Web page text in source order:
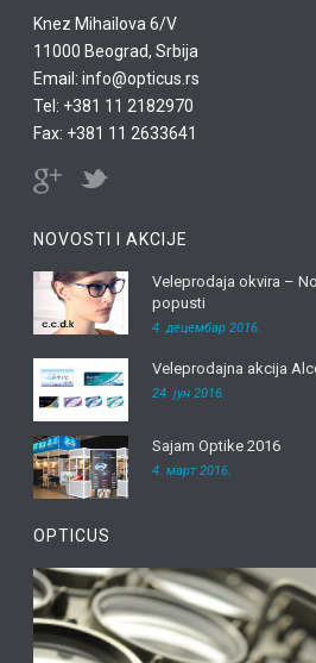
Knez Mihailova 6/V
11000 Beograd, Srbija
Email: info@opticus.rs
Tel: +381 11 2182970
Fax: +381 11 2633641
NOVOSTI I AKCIJE
Veleprodaja okvira –
popusti
4. децембар 2016.
Veleprodajna akcija
24. јун 2016.
Sajam Optike 2016
4. март 2016.
OPTICUS